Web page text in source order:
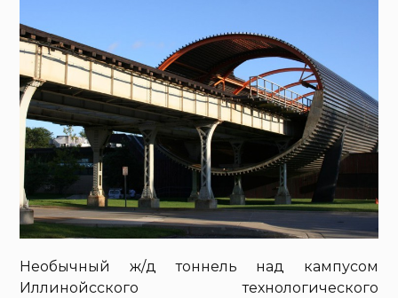
Необычный ж/д тоннель над кампусом
Иллинойсского технологического